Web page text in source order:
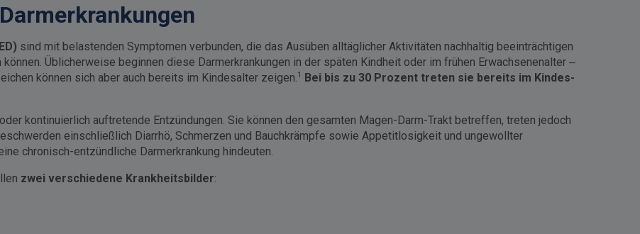
sind mit belastenden Symptomen verbunden, die das Ausüben alltäglicher Aktivitäten nachhaltig beeinträchtigen
Üblicherweise beginnen diese Darmerkrankungen in der späten Kindheit oder im frühen Erwachsenenalter –
können sich aber auch bereits im Kindesalter zeigen.1 Bei bis zu 30 Prozent treten sie bereits im Kindes-
kontinuierlich auftretende Entzündungen. Sie können den gesamten Magen-Darm-Trakt betreffen, treten jedoch
einschließlich Diarrhö, Schmerzen und Bauchkrämpfe sowie Appetitlosigkeit und ungewollter
chronisch-entzündliche Darmerkrankung hindeuten.
zwei verschiedene Krankheitsbilder: